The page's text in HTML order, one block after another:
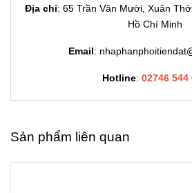
Địa chỉ: 65 Trần Văn Mười, Xuân
Hồ Chí Minh
Email:
Hotline: 02746 544
Sản phẩm liên quan